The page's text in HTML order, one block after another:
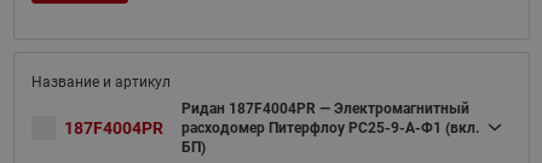
187F4004PR
Ридан 187F4004PR — Электромагнитный
расходомер Питерфлоу РС25-9-А-Ф1 (вкл.
БП)